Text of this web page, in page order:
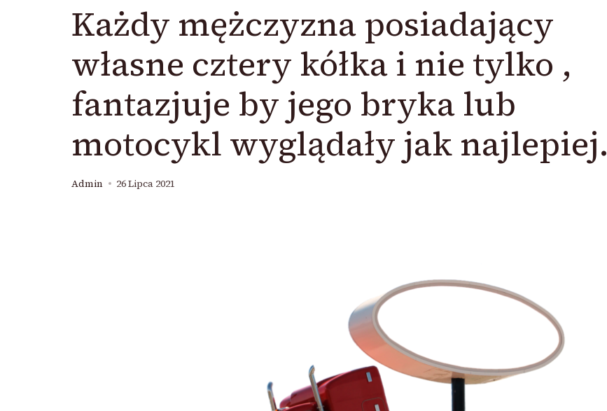
Każdy mężczyzna posiadający
własne cztery kółka i nie tylko ,
fantazjuje by jego bryka lub
motocykl wyglądały jak najlepiej.
Admin 26 Lipca 2021